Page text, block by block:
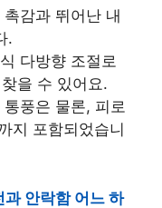
감과 뛰어난 내
.
다방향 조절로
을 수 있어요.
통풍은 물론, 피로
지 포함되었습니
과 안락함어느 하